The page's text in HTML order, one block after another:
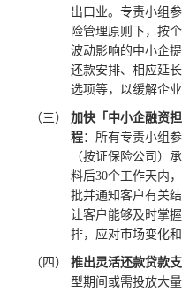
出口业。专责小组
险管理原则下，按
波动影响的中小企
还款安排、相应延
选项等，以缓解企
加快「 中小企融资
程：所有专责小组
（按证保险公司）
料后30个工作天内
批并通知客户有关
让客户能够及时掌
排，应对市场变化
推出灵活还款贷款
型期间或需投放大